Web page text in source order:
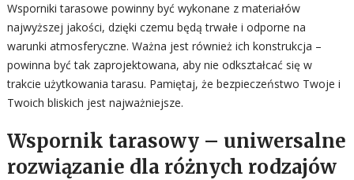
Wsporniki tarasowe powinny być wykonane z materiałów
najwyższej jakości, dzięki czemu będą trwałe i odporne na
warunki atmosferyczne. Ważna jest również ich konstrukcja –
powinna być tak zaprojektowana, aby nie odkształcać się w
trakcie użytkowania tarasu. Pamiętaj, że bezpieczeństwo Twoje i
Twoich bliskich jest najważniejsze.
Wspornik tarasowy – uniwersalne
rozwiązanie dla różnych rodzajów